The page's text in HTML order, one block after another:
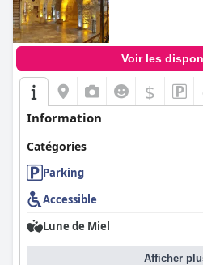
Voir les
$
Information
Catégories
Parking
Accessible
Lune de Miel
Afficher